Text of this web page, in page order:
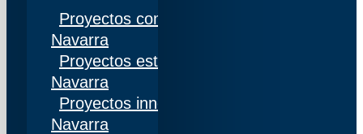
Proyectos competitivos I+D Gobierno de
Navarra
Proyectos estratégicos I+D Gobierno de
Navarra
Proyectos innovación Gobierno de
Navarra